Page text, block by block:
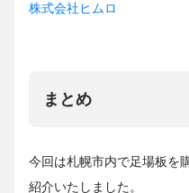
株式会社ヒムロ
まとめ
今回は札幌市内で足場板を
紹介いたしました。